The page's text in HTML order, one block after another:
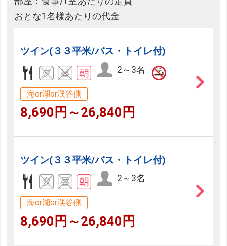
おとな1名様あたりの代金
ツイン(３３平米/バス・トイレ付)
2～3名
海or湖or渓谷側
8,690円～26,840円
ツイン(３３平米/バス・トイレ付)
2～3名
海or湖or渓谷側
8,690円～26,840円